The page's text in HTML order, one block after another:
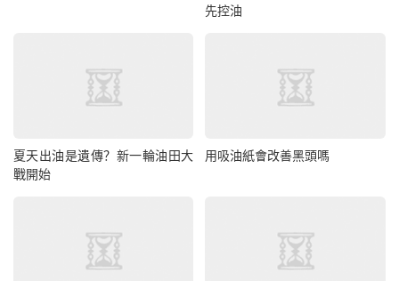
先控油
夏天出油是遺傳？新一輪油田大
戰開始
用吸油紙會改善黑頭嗎